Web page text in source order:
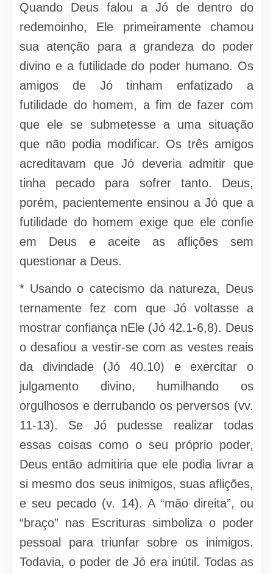
Quando Deus falou a Jó de dentro do
redemoinho, Ele primeiramente chamou
sua atenção para a grandeza do poder
divino e a futilidade do poder humano. Os
amigos de Jó tinham enfatizado a
futilidade do homem, a fim de fazer com
que ele se submetesse a uma situação
que não podia modificar. Os três amigos
acreditavam que Jó deveria admitir que
tinha pecado para sofrer tanto. Deus,
porém, pacientemente ensinou a Jó que a
futilidade do homem exige que ele confie
em Deus e aceite as aflições sem
questionar a Deus.
* Usando o catecismo da natureza, Deus
ternamente fez com que Jó voltasse a
mostrar confiança nEle (Jó 42.1-6,8). Deus
o desafiou a vestir-se com as vestes reais
da divindade (Jó 40.10) e exercitar o
julgamento divino, humilhando os
orgulhosos e derrubando os perversos (vv.
11-13). Se Jó pudesse realizar todas
essas coisas como o seu próprio poder,
Deus então admitiria que ele podia livrar a
si mesmo dos seus inimigos, suas aflições,
e seu pecado (v. 14). A “mão direita”, ou
“braço” nas Escrituras simboliza o poder
pessoal para triunfar sobre os inimigos.
Todavia, o poder de Jó era inútil. Todas as